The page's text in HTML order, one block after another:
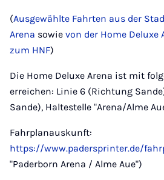
(Ausgewählte Fahrten aus der
Arena sowie von der Home
zum HNF)
Die Home Deluxe Arena ist mit
erreichen: Linie 6 (Richtung
Sande), Haltestelle "Arena/Alme
Fahrplanauskunft:
https://www.padersprinter.de/
"Paderborn Arena / Alme Aue")